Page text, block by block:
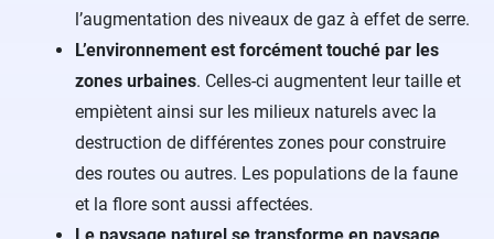
l’augmentation des niveaux de gaz à effet de serre.
L’environnement est forcément touché par les
zones urbaines. Celles-ci augmentent leur taille et
empiètent ainsi sur les milieux naturels avec la
destruction de différentes zones pour construire
des routes ou autres. Les populations de la faune
et la flore sont aussi affectées.
Le paysage naturel se transforme en paysage